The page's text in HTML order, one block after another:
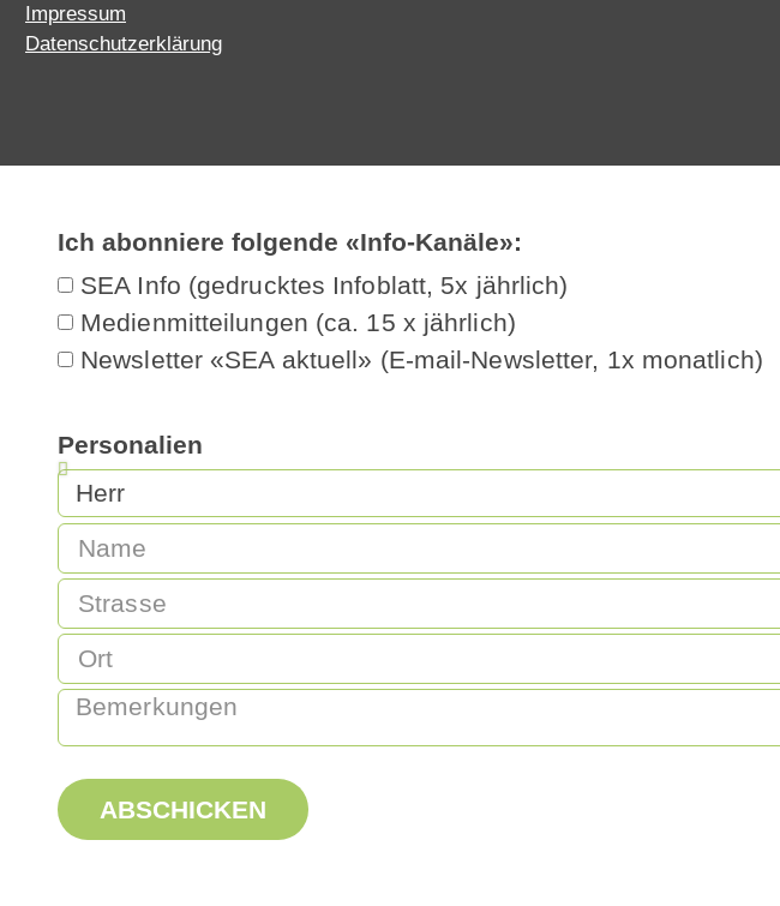
Impressum
Datenschutzerklärung
Ich abonniere folgende «Info-Kanäle»:
SEA Info (gedrucktes Infoblatt, 5x jährlich)
Medienmitteilungen (ca. 15 x jährlich)
Newsletter «SEA aktuell» (E-mail-Newsletter, 1x monatlich)
Personalien
ABSCHICKEN